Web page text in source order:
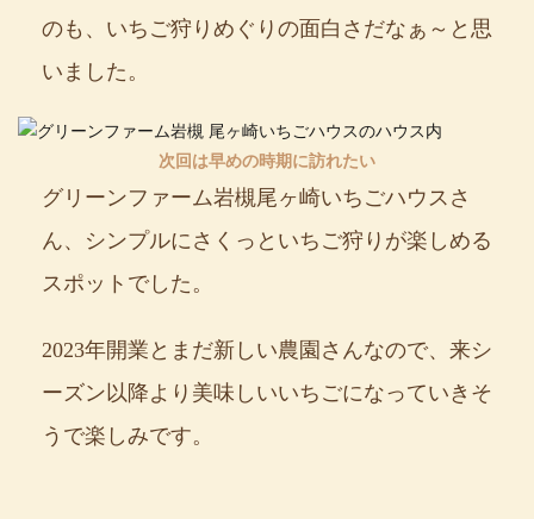
のも、いちご狩りめぐりの面白さだなぁ～と思
いました。
次回は早めの時期に訪れたい
グリーンファーム岩槻尾ヶ崎いちごハウスさ
ん、シンプルにさくっといちご狩りが楽しめる
スポットでした。
2023年開業とまだ新しい農園さんなので、来シ
ーズン以降より美味しいいちごになっていきそ
うで楽しみです。